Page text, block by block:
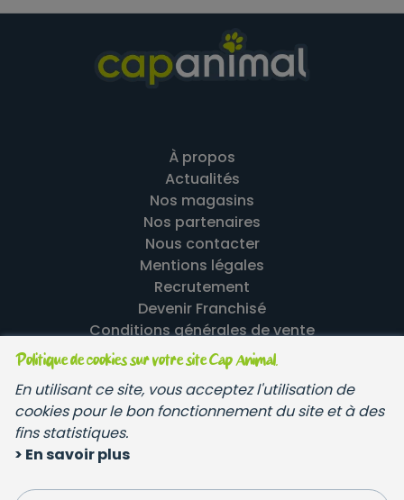
Politique de cookies sur votre site Cap Animal.
En utilisant ce site, vous acceptez l'utilisation de
cookies pour le bon fonctionnement du site et à des
fins statistiques.
> En savoir plus
À propos
Actualités
Nos magasins
Nos partenaires
Nous contacter
Mentions légales
Recrutement
Devenir Franchisé
Conditions générales de vente
© Copyright 2023 - Tous droits réservés